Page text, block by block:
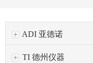
ADI 亚徳诺
TI 德州仪器